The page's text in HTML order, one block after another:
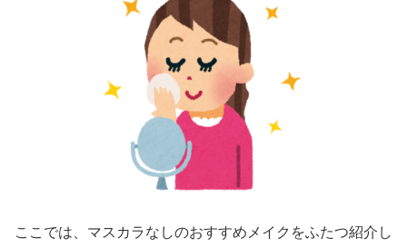
ここでは、マスカラなしのおすすめメイクをふたつ紹介し